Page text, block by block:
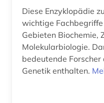
korpus (1)
korpus (3)
kostenrechnung (1)
kultur (1)
Diese Enzyklopädie
wichtige
Gebieten Biochemie,
Molekularbiologie.
bedeutende
Genetik enthalten.